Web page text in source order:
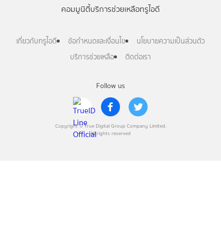
Follow us
Copyright © True Digital Group Company Limited.
All rights reserved
คอมมูนิตี้บริการช่วยเหลือทรูไอดี
เกี่ยวกับทรูไอดี ข้อกำหนดและเงื่อนไข
นโยบายความเป็นส่วนตัว
บริการช่วยเหลือ
ติดต่อเรา